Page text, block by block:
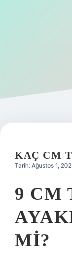
Gizlilik Politikası
Yasal Uyarı
KAÇ CM
Tarih: Ağustos 1,
9 CM
MI?